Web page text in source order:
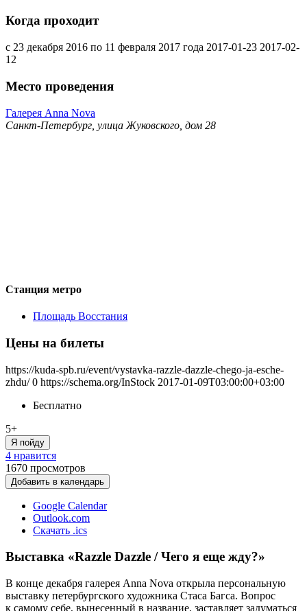
Когда проходит
с 23 декабря 2016 по 11 февраля 2017 года 2017-01-23 2017-02-
12
Место проведения
Галерея Anna Nova
Санкт-Петербург, улица Жуковского, дом 28
Станция метро
Площадь Восстания
Цены на билеты
https://kuda-spb.ru/event/vystavka-razzle-dazzle-chego-ja-esche-
zhdu/ 0 https://schema.org/InStock 2017-01-09T03:00:00+03:00
Бесплатно
5+
Я пойду
4 нравится
1670 просмотров
Добавить в календарь
Google Calendar
Outlook.com
Скачать .ics
Выставка «Razzle Dazzle / Чего я еще жду?»
В конце декабря галерея Anna Nova открыла персональную
выставку петербургского художника Стаса Багса. Вопрос
к самому себе, вынесенный в название, заставляет задуматься